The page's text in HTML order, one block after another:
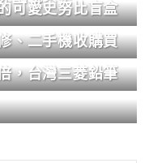
可愛史努比盲盒
、二手機收購買
，台灣三菱鉛筆